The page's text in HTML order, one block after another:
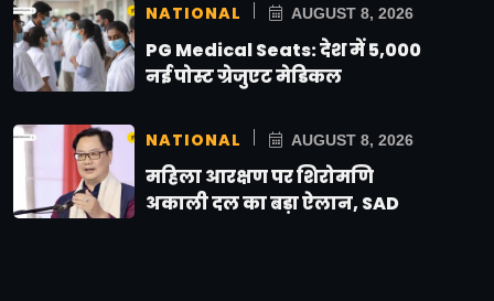
NATIONAL AUGUST 8, 2026
PG Medical Seats: देश में 5,000
नई पोस्ट ग्रेजुएट मेडिकल
NATIONAL AUGUST 8, 2026
महिला आरक्षण पर शिरोमणि
अकाली दल का बड़ा ऐलान, SAD